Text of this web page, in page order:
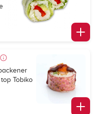
Tobiko